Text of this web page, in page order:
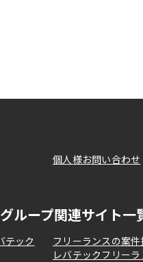
個人様お問い合わせ
ループ関連サイト一
テック
フリーランスの案
レバテックフリーラ